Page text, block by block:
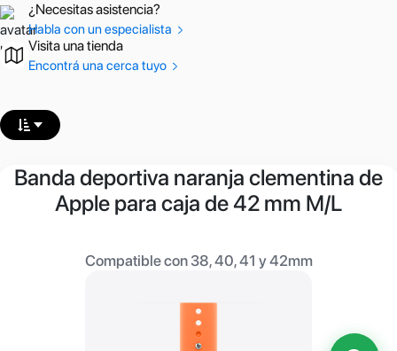
¿Necesitas asistencia?
Habla con un especialista
Visita una tienda
Encontrá una cerca tuyo
Banda deportiva naranja clementina de
Apple para caja de 42 mm M/L
Compatible con 38, 40, 41 y 42mm